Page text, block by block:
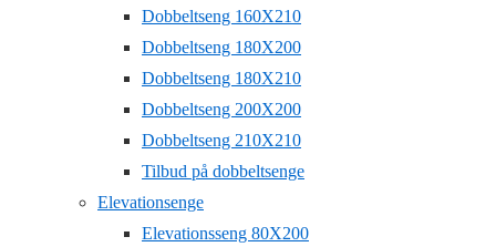
Dobbeltseng 160X210
Dobbeltseng 180X200
Dobbeltseng 180X210
Dobbeltseng 200X200
Dobbeltseng 210X210
Tilbud på dobbeltsenge
Elevationsenge
Elevationsseng 80X200